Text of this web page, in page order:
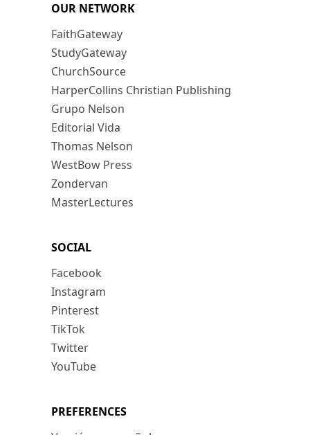
OUR NETWORK
FaithGateway
StudyGateway
ChurchSource
HarperCollins Christian Publishing
Grupo Nelson
Editorial Vida
Thomas Nelson
WestBow Press
Zondervan
MasterLectures
SOCIAL
Facebook
Instagram
Pinterest
TikTok
Twitter
YouTube
PREFERENCES